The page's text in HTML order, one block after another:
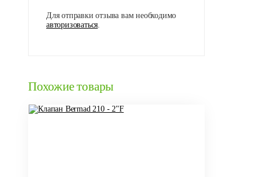
Для отправки отзыва вам необходимо
авторизоваться.
Похожие товары